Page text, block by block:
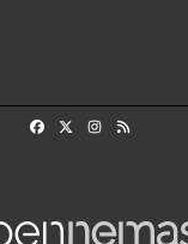
FacebookInstagram